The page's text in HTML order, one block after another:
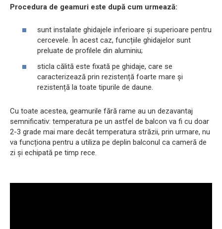
Procedura de geamuri este după cum urmează:
sunt instalate ghidajele inferioare și superioare pentru
cercevele. În acest caz, funcțiile ghidajelor sunt
preluate de profilele din aluminiu;
sticla călită este fixată pe ghidaje, care se
caracterizează prin rezistență foarte mare și
rezistență la toate tipurile de daune.
Cu toate acestea, geamurile fără rame au un dezavantaj
semnificativ: temperatura pe un astfel de balcon va fi cu doar
2-3 grade mai mare decât temperatura străzii, prin urmare, nu
va funcționa pentru a utiliza pe deplin balconul ca cameră de
zi și echipată pe timp rece.